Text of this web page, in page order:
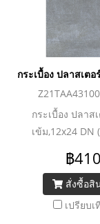
กระเบื้อง ปลาสเต
กระเบื้อง ปลาส
เข้ม,12x24 DN
฿410
สั่งซื้อสิ
เปรียบเ